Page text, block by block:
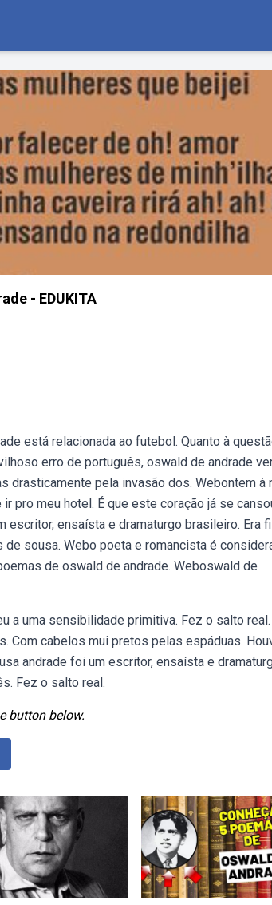
- EDUKITA
está relacionada ao futebol. Quanto à
erro de português, oswald de andrade
drasticamente pela invasão dos. Webontem à
pro meu hotel. É que este coração já se
ensaísta e dramaturgo brasileiro. Era
sousa. Webo poeta e romancista é
de oswald de andrade. Weboswald de
a uma sensibilidade primitiva. Fez o salto
Com cabelos mui pretos pelas espáduas.
andrade foi um escritor, ensaísta e
Fez o salto real.
button below.